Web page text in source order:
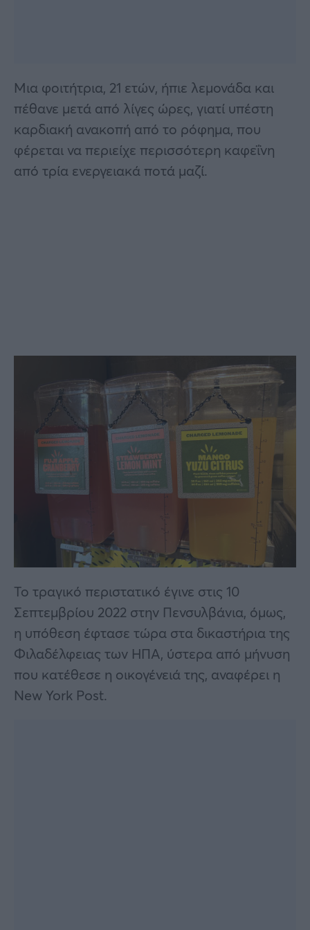
Μια φοιτήτρια, 21 ετών, ήπιε λεμονάδα και
πέθανε μετά από λίγες ώρες, γιατί υπέστη
καρδιακή ανακοπή από το ρόφημα, που
φέρεται να περιείχε περισσότερη καφεΐνη
από τρία ενεργειακά ποτά μαζί.
Το τραγικό περιστατικό έγινε στις 10
Σεπτεμβρίου 2022 στην Πενσυλβάνια, όμως,
η υπόθεση έφτασε τώρα στα δικαστήρια της
Φιλαδέλφειας των ΗΠΑ, ύστερα από μήνυση
που κατέθεσε η οικογένειά της, αναφέρει η
New York Post.